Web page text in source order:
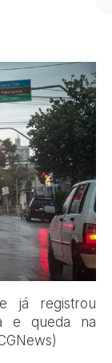
já registrou
e queda na